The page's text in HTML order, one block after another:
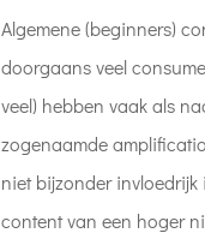
Algemene (beginners)
doorgaans veel
veel) hebben vaak als
zogenaamde
niet bijzonder
content van een hoger